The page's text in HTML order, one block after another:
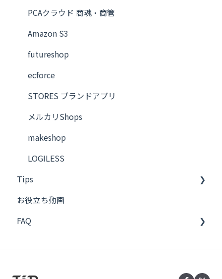
ScrapeHero Cloud
CData Connect Cloud
キントーン
Dropbox
Qoo10
Bカート
FTP
PCAクラウド 商魂・商管
ecforce
AWS S3
futureshop
PCAクラウド 商魂・商管
Amazon S3
futureshop
ecforce
STORES ブランドアプリ
メルカリShops
makeshop
LOGILESS
Tips
Bカート
ネクストエンジン
お役立ち動画
FAQ